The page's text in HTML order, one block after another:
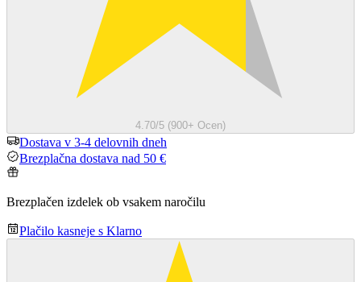
4.70/5 (900+ Ocen)
Dostava v 3-4 delovnih dneh
Brezplačna dostava nad 50 €
Brezplačen izdelek ob vsakem naročilu
Plačilo kasneje s Klarno